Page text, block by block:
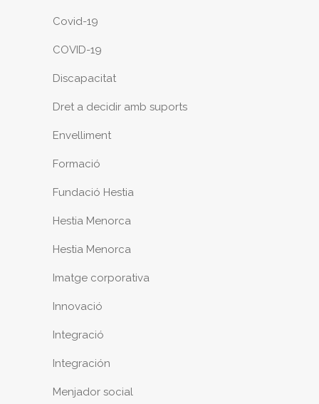
Covid-19
COVID-19
Discapacitat
Dret a decidir amb suports
Envelliment
Formació
Fundació Hestia
Hestia Menorca
Hestia Menorca
Imatge corporativa
Innovació
Integració
Integración
Menjador social